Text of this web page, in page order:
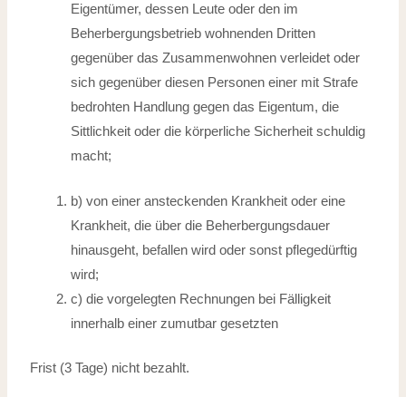
Eigentümer, dessen Leute oder den im
Beherbergungsbetrieb wohnenden Dritten
gegenüber das Zusammenwohnen verleidet oder
sich gegenüber diesen Personen einer mit Strafe
bedrohten Handlung gegen das Eigentum, die
Sittlichkeit oder die körperliche Sicherheit schuldig
macht;
b) von einer ansteckenden Krankheit oder eine
Krankheit, die über die Beherbergungsdauer
hinausgeht, befallen wird oder sonst pflegedürftig
wird;
c) die vorgelegten Rechnungen bei Fälligkeit
innerhalb einer zumutbar gesetzten
Frist (3 Tage) nicht bezahlt.